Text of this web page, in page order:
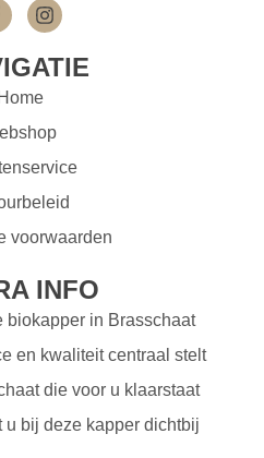
Home
voorwaarden
INFO
biokapper in Brasschaat
en kwaliteit centraal stelt
die voor u klaarstaat
u bij deze kapper dichtbij